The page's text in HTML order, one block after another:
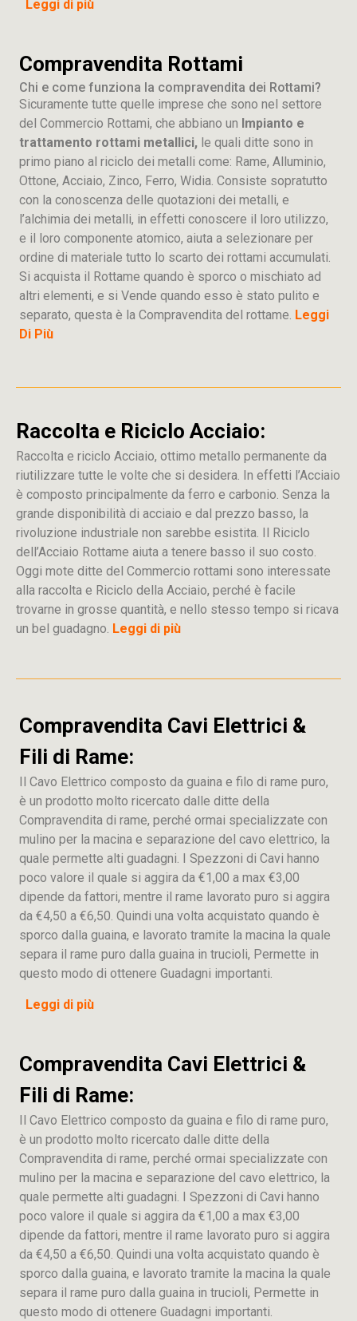
Leggi di più
Compravendita Rottami
Chi e come funziona la compravendita dei Rottami?
Sicuramente tutte quelle imprese che sono nel settore
del Commercio Rottami, che abbiano un Impianto e
trattamento rottami metallici, le quali ditte sono in
primo piano al riciclo dei metalli come: Rame, Alluminio,
Ottone, Acciaio, Zinco, Ferro, Widia. Consiste sopratutto
con la conoscenza delle quotazioni dei metalli, e
l’alchimia dei metalli, in effetti conoscere il loro utilizzo,
e il loro componente atomico, aiuta a selezionare per
ordine di materiale tutto lo scarto dei rottami accumulati.
Si acquista il Rottame quando è sporco o mischiato ad
altri elementi, e si Vende quando esso è stato pulito e
separato, questa è la Compravendita del rottame. Leggi
Di Più
Raccolta e Riciclo Acciaio:
Raccolta e riciclo Acciaio, ottimo metallo permanente da
riutilizzare tutte le volte che si desidera. In effetti l’Acciaio
è composto principalmente da ferro e carbonio. Senza la
grande disponibilità di acciaio e dal prezzo basso, la
rivoluzione industriale non sarebbe esistita. Il Riciclo
dell’Acciaio Rottame aiuta a tenere basso il suo costo.
Oggi mote ditte del Commercio rottami sono interessate
alla raccolta e Riciclo della Acciaio, perché è facile
trovarne in grosse quantità, e nello stesso tempo si ricava
un bel guadagno. Leggi di più
Compravendita Cavi Elettrici &
Fili di Rame:
Il Cavo Elettrico composto da guaina e filo di rame puro,
è un prodotto molto ricercato dalle ditte della
Compravendita di rame, perché ormai specializzate con
mulino per la macina e separazione del cavo elettrico, la
quale permette alti guadagni. I Spezzoni di Cavi hanno
poco valore il quale si aggira da €1,00 a max €3,00
dipende da fattori, mentre il rame lavorato puro si aggira
da €4,50 a €6,50. Quindi una volta acquistato quando è
sporco dalla guaina, e lavorato tramite la macina la quale
separa il rame puro dalla guaina in trucioli, Permette in
questo modo di ottenere Guadagni importanti.
Leggi di più
Compravendita Cavi Elettrici &
Fili di Rame:
Il Cavo Elettrico composto da guaina e filo di rame puro,
è un prodotto molto ricercato dalle ditte della
Compravendita di rame, perché ormai specializzate con
mulino per la macina e separazione del cavo elettrico, la
quale permette alti guadagni. I Spezzoni di Cavi hanno
poco valore il quale si aggira da €1,00 a max €3,00
dipende da fattori, mentre il rame lavorato puro si aggira
da €4,50 a €6,50. Quindi una volta acquistato quando è
sporco dalla guaina, e lavorato tramite la macina la quale
separa il rame puro dalla guaina in trucioli, Permette in
questo modo di ottenere Guadagni importanti.